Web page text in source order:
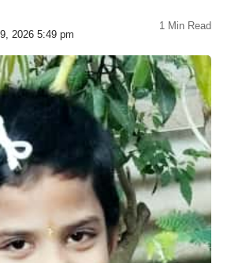
2026 5:49 pm
1 Min Read